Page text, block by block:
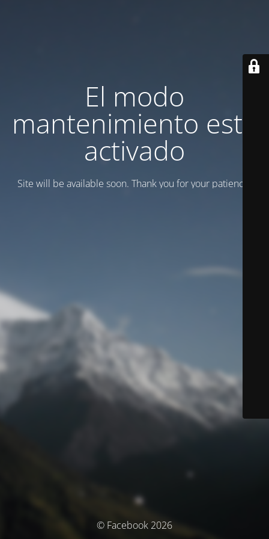
El modo
mantenimiento está
activado
Site will be available soon. Thank you for your patience!
© Facebook 2026